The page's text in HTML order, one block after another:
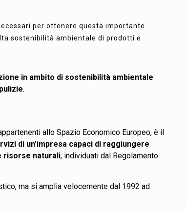
per ottenere questa importante
sostenibilità ambientale di prodotti e
in ambito di sostenibilità ambientale
.
allo Spazio Economico Europeo, è il
di un’impresa capaci di raggiungere
risorse naturali, individuati dal Regolamento
ma si amplia velocemente dal 1992 ad